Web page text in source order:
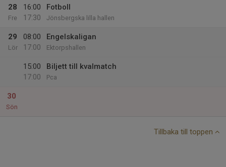
28
Fre
16:00
17:30
Fotboll
Jönsbergska lilla hallen
29
Lör
08:00
17:00
Engelskaligan
Ektorpshallen
15:00
17:00
Biljett till kvalmatch
Pca
30
Sön
Tillbaka till toppen